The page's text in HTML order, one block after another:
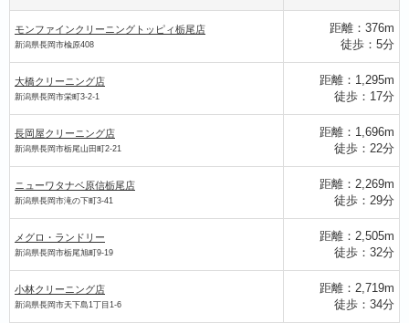
モンファインクリーニン
モンファインクリーニングトッピィ栃尾店
新潟県長岡市楡原408
距離：376m
徒歩：5分
大橋クリーニング店
新潟県長岡市栄町3-2-1
距離：1,295m
徒歩：17分
長岡屋クリーニング店
新潟県長岡市栃尾山田町2-21
距離：1,696m
徒歩：22分
ニューワタナベ原信栃尾店
新潟県長岡市滝の下町3-41
距離：2,269m
徒歩：29分
メグロ・ランドリー
新潟県長岡市栃尾旭町9-19
距離：2,505m
徒歩：32分
小林クリーニング店
新潟県長岡市天下島1丁目1-6
距離：2,719m
徒歩：34分